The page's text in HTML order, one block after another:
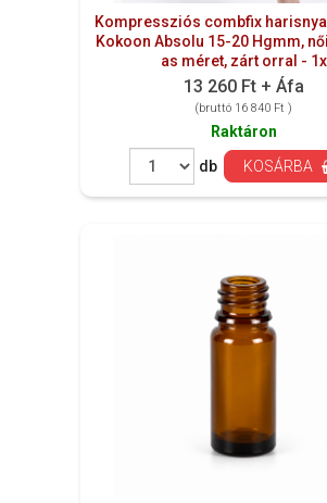
Kompressziós combfix
Kokoon Absolu 15-20 Hgmm,
as méret, zárt orral - 1x
13 260 Ft + Áfa
(bruttó 16 840 Ft )
Raktáron
db
KOSÁRBA